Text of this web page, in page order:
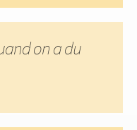
on a du